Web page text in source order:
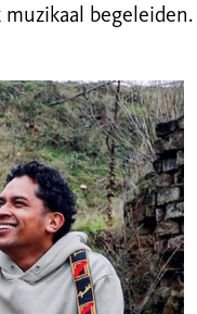
begeleiden.